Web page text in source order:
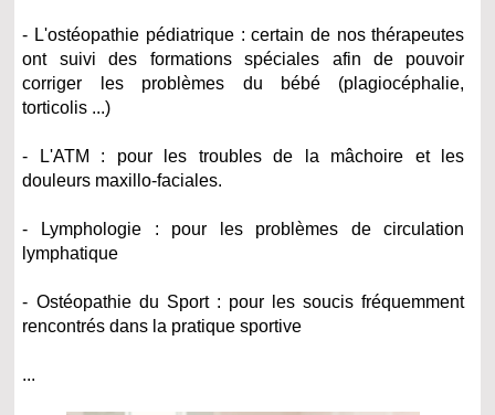
- L'ostéopathie pédiatrique : certain de nos thérapeutes
ont suivi des formations spéciales afin de pouvoir
corriger les problèmes du bébé (plagiocéphalie,
torticolis ...)
- L'ATM : pour les troubles de la mâchoire et les
douleurs maxillo-faciales.
- Lymphologie : pour les problèmes de circulation
lymphatique
- Ostéopathie du Sport : pour les soucis fréquemment
rencontrés dans la pratique sportive
...